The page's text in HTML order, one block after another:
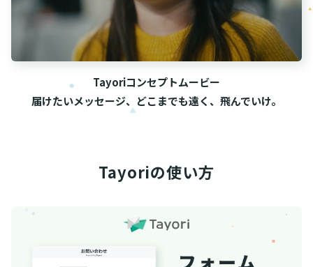
Tayoriコンセプトムービー
届けたいメッセージ、どこまでも遠く、飛んでいけ。
Tayoriの使い方